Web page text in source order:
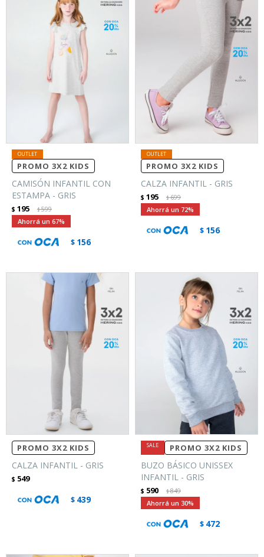
PROMO 3X2 KIDS
CAMISÓN INFANTIL CON
ESTAMPA - GRIS
$ 195 $599
67
$ 156
PROMO 3X2 KIDS
CALZA INFANTIL - GRIS
$ 195 $699
72
$ 156
PROMO 3X2 KIDS
CALZA INFANTIL - GRIS
$ 549
$ 439
PROMO 3X2 KIDS
BUZO BÁSICO UNISSEX
INFANTIL - GRIS
$ 590 $849
30
$ 472